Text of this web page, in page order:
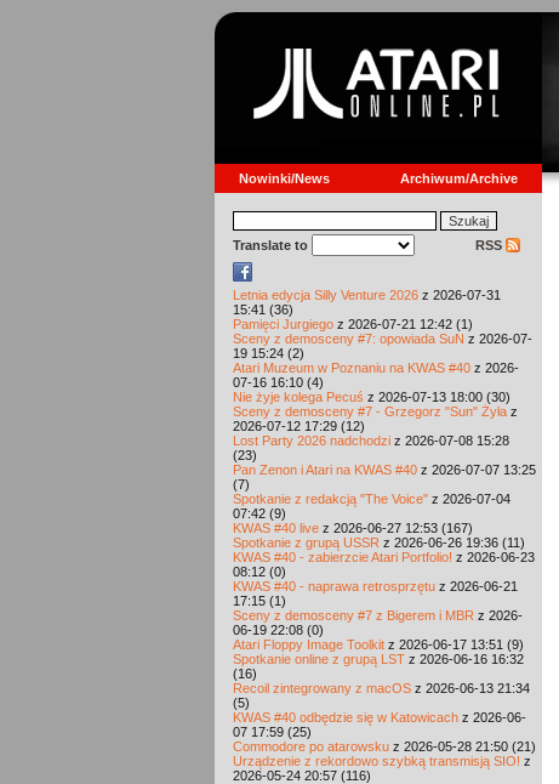
Nowinki/News Archiwum/Archive
Translate to RSS
Letnia edycja Silly Venture 2026 z 2026-07-31
15:41 (36)
Pamięci Jurgiego z 2026-07-21 12:42 (1)
Sceny z demosceny #7: opowiada SuN z 2026-07-
19 15:24 (2)
Atari Muzeum w Poznaniu na KWAS #40 z 2026-
07-16 16:10 (4)
Nie żyje kolega Pecuś z 2026-07-13 18:00 (30)
Sceny z demosceny #7 - Grzegorz "Sun" Żyła z
2026-07-12 17:29 (12)
Lost Party 2026 nadchodzi z 2026-07-08 15:28
(23)
Pan Zenon i Atari na KWAS #40 z 2026-07-07 13:25
(7)
Spotkanie z redakcją "The Voice" z 2026-07-04
07:42 (9)
KWAS #40 live z 2026-06-27 12:53 (167)
Spotkanie z grupą USSR z 2026-06-26 19:36 (11)
KWAS #40 - zabierzcie Atari Portfolio! z 2026-06-23
08:12 (0)
KWAS #40 - naprawa retrosprzętu z 2026-06-21
17:15 (1)
Sceny z demosceny #7 z Bigerem i MBR z 2026-
06-19 22:08 (0)
Atari Floppy Image Toolkit z 2026-06-17 13:51 (9)
Spotkanie online z grupą LST z 2026-06-16 16:32
(16)
Recoil zintegrowany z macOS z 2026-06-13 21:34
(5)
KWAS #40 odbędzie się w Katowicach z 2026-06-
07 17:59 (25)
Commodore po atarowsku z 2026-05-28 21:50 (21)
Urządzenie z rekordowo szybką transmisją SIO! z
2026-05-24 20:57 (116)